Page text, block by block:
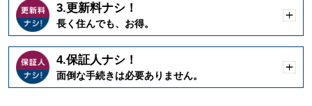
3.更新料ナシ！
長く住んでも、お得。
く
4.保証人ナシ！
面倒な手続きは必要ありません。
く